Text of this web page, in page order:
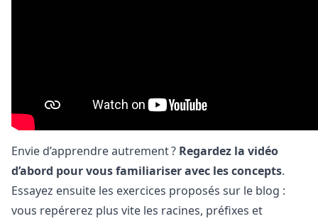
Envie d’apprendre autrement ? Regardez la vidéo
d’abord pour vous familiariser avec les concepts.
Essayez ensuite les exercices proposés sur le blog :
vous repérerez plus vite les racines, préfixes et